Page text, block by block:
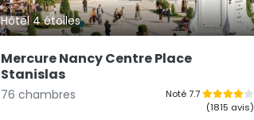
Hôtel 4 étoiles
Mercure Nancy Centre Place
Stanislas
76 chambres
Noté 7.7
(1815 avis)